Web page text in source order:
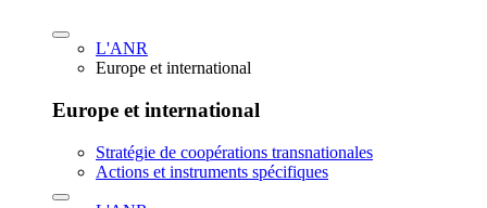
L'ANR
Europe et international
Europe et international
Stratégie de coopérations transnationales
Actions et instruments spécifiques